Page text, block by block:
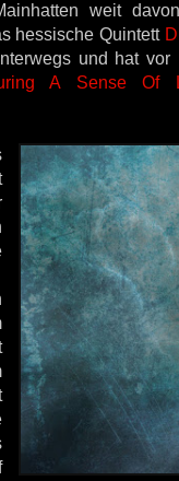
weit
hessische Quintett
und hat
A Sense Of